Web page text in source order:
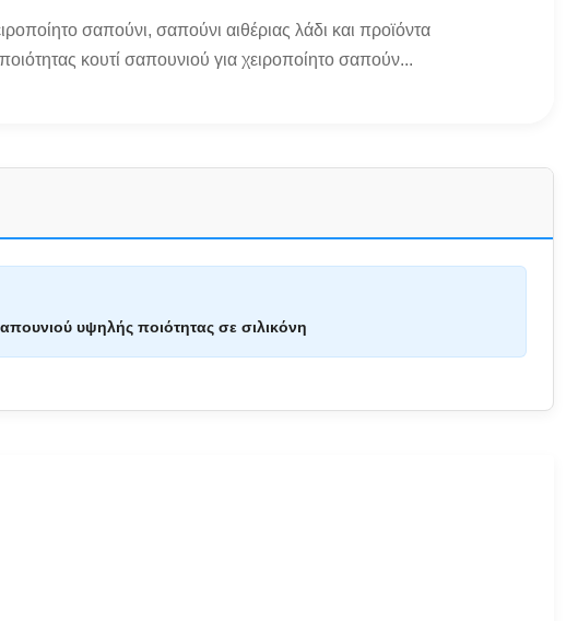
σαπούνι, σαπούνι αιθέριας λάδι και προϊόντα
κουτί σαπουνιού για χειροποίητο σαπούν...
υψηλής ποιότητας σε σιλικόνη